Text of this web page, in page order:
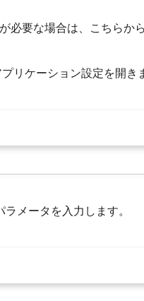
要な場合は、こちらか
リケーション設定を開き
メータを入力します。